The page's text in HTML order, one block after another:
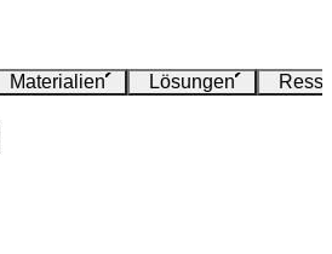
Materialien Lösungen